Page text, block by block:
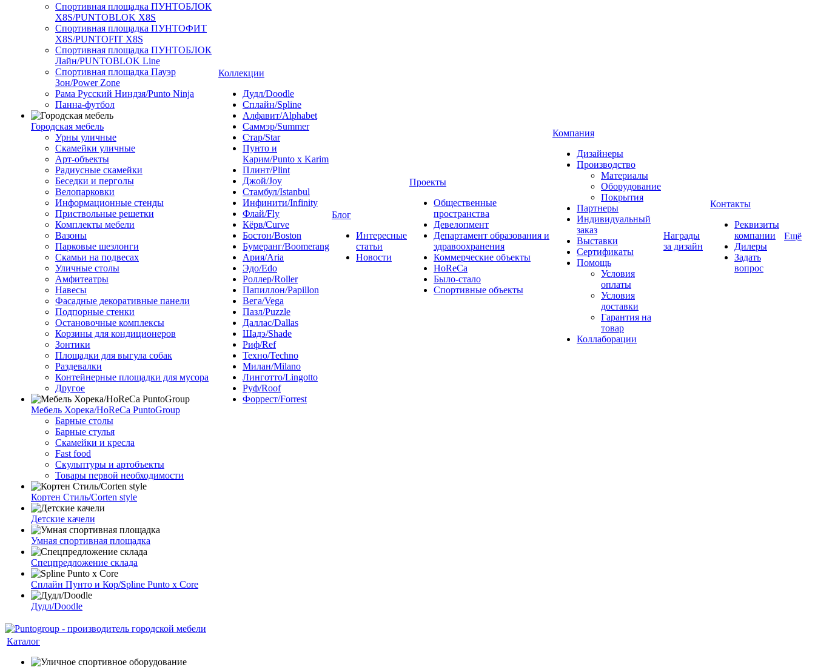
Спортивная площадка ПУНТОБЛОК
X8S/PUNTOBLOK X8S
Спортивная площадка ПУНТОФИТ
X8S/PUNTOFIT X8S
Спортивная площадка ПУНТОБЛОК
Лайн/PUNTOBLOK Line
Спортивная площадка Пауэр
Зон/Power Zone
Рама Русский Ниндзя/Punto Ninja
Панна-футбол
Городская мебель
Урны уличные
Скамейки уличные
Арт-объекты
Радиусные скамейки
Беседки и перголы
Велопарковки
Информационные стенды
Приствольные решетки
Комплекты мебели
Вазоны
Парковые шезлонги
Скамьи на подвесах
Уличные столы
Амфитеатры
Навесы
Фасадные декоративные панели
Подпорные стенки
Остановочные комплексы
Корзины для кондиционеров
Зонтики
Площадки для выгула собак
Раздевалки
Контейнерные площадки для мусора
Другое
Мебель Хорека/HoReCa PuntoGroup
Барные столы
Барные стулья
Скамейки и кресла
Fast food
Скульптуры и артобъекты
Товары первой необходимости
Кортен Стиль/Corten style
Детские качели
Умная спортивная площадка
Спецпредложение склада
Сплайн Пунто и Кор/Spline Punto x Core
Дудл/Doodle
Коллекции
Дудл/Doodle
Сплайн/Spline
Алфавит/Alphabet
Саммэр/Summer
Стар/Star
Пунто и
Карим/Punto x Karim
Плинт/Plint
Джой/Joy
Стамбул/Istanbul
Инфинити/Infinity
Флай/Fly
Кёрв/Curve
Бостон/Boston
Бумеранг/Boomerang
Ария/Aria
Эдо/Edo
Роллер/Roller
Папиллон/Papillon
Вега/Vega
Пазл/Puzzle
Даллас/Dallas
Шадэ/Shade
Риф/Ref
Техно/Techno
Милан/Milano
Линготто/Lingotto
Руф/Roof
Форрест/Forrest
Блог
Интересные
статьи
Новости
Проекты
Общественные
пространства
Девелопмент
Департамент образования и
здравоохранения
Коммерческие объекты
HoReCa
Было-стало
Спортивные объекты
Компания
Дизайнеры
Производство
Материалы
Оборудование
Покрытия
Партнеры
Индивидуальный
заказ
Выставки
Сертификаты
Помощь
Условия
оплаты
Условия
доставки
Гарантия на
товар
Коллаборации
Награды
за дизайн
Контакты
Реквизиты
компании
Дилеры
Задать
вопрос
Ещё
Каталог